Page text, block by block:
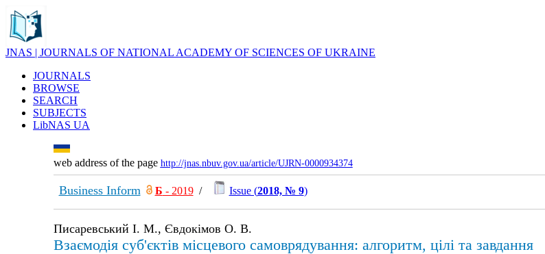
JNAS | JOURNALS OF NATIONAL ACADEMY OF SCIENCES OF UKRAINE
JOURNALS
BROWSE
SEARCH
SUBJECTS
LibNAS UA
web address of the page http://jnas.nbuv.gov.ua/article/UJRN-0000934374
Business Inform Б - 2019/ Issue (2018, № 9)
Писаревський І. М., Євдокімов О. В.
Взаємодія суб'єктів місцевого самоврядування: алгоритм, цілі та завдання